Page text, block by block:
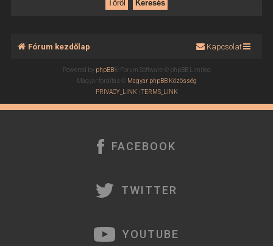
Fórum kezdőlap Kapcsolat
Powered by phpBB® Forum Software © phpBB Limited
Magyar fordítás © Magyar phpBB Közösség
PRIVACY_LINK|TERMS_LINK
FACEBOOK
TWITTER
YOUTUBE